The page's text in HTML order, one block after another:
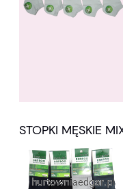
STOPKI MĘSKIE